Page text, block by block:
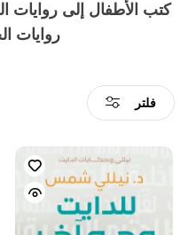
كتب الأطفال إلى روايات
روايات
فلتر